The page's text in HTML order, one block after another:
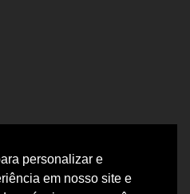
personalizar e
em nosso site e